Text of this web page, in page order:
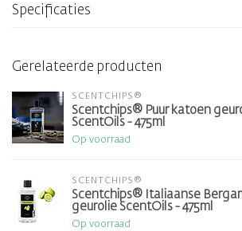
Specificaties
Gerelateerde producten
SCENTCHIPS®
Scentchips® Puur katoen
ScentOils - 475ml
Op voorraad
SCENTCHIPS®
Scentchips® Italiaanse
geurolie ScentOils - 475ml
Op voorraad